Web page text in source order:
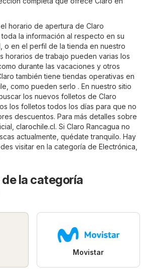
horario de apertura de Claro
toda la información al respecto en su
, o en el perfil de la tienda en nuestro
horarios de trabajo pueden varias los
durante las vacaciones y otros
también tiene tiendas operativas en
como pueden serlo . En nuestro sitio
los nuevos folletos de Claro
los folletos todos los días para que no
descuentos. Para más detalles sobre
clarochile.cl . Si Claro Rancagua no
actualmente, quédate tranquilo. Hay
visitar en la categoría de Electrónica,
la categoría
Movistar